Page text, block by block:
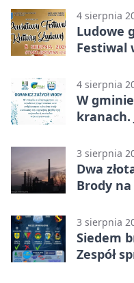
4 sierpnia
Ludowe
Festiwal
4 sierpnia
W
kranach.
3 sierpnia
Dwa
Brody
3 sierpnia
Siedem
Zespół